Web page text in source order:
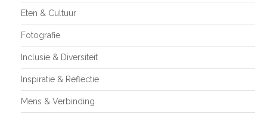
Eten & Cultuur
Fotografie
Inclusie & Diversiteit
Inspiratie & Reflectie
Mens & Verbinding